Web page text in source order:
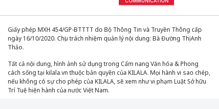
Giấy phép MXH 454/GP-BTTTT do Bộ Thông Tin và Truyền Thông cấp
ngày 16/10/2020. Chịu trách nhiệm quản lý nội dung: Bà Đường Thị Anh
Thảo.
Tất cả nội dung, hình ảnh sử dụng trong Cẩm nang Văn hóa & Phong
cách sống tại kilala.vn thuộc bản quyền của KILALA. Mọi hành vi sao chép,
nếu không có sự cho phép của KILALA, sẽ xem như vi phạm Luật Sở hữu
Trí Tuệ hiện hành của nước Việt Nam.